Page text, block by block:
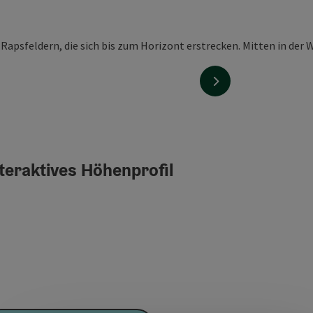
nächstes Element
Höhenprofil